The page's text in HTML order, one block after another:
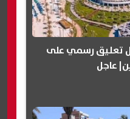
دولار.. أول تعليق رسمي على
عاجل